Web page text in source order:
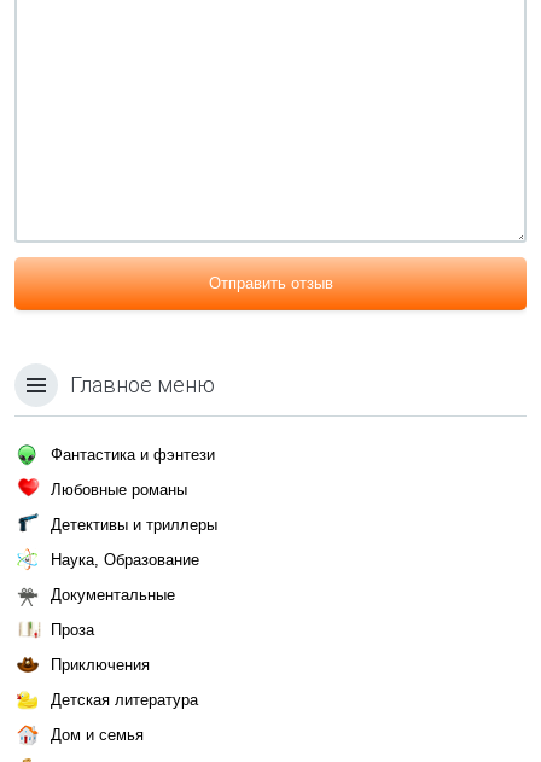
Отправить отзыв
Главное меню
Фантастика и фэнтези
Любовные романы
Детективы и триллеры
Наука, Образование
Документальные
Проза
Приключения
Детская литература
Дом и семья